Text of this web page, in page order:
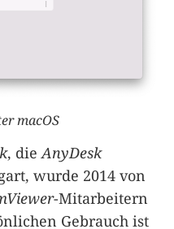
macOS
, dieAnyDesk
wurde 2014 von
-Mitarbeitern
Gebrauch ist